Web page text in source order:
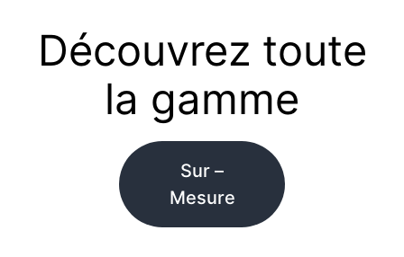
Découvrez toute
la gamme
Sur –
Mesure